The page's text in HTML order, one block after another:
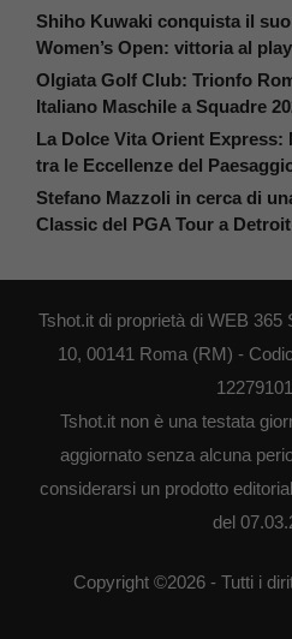
Shiho Kuwaki conquista il
Women’s Open: vittoria al
Olgiata Golf Club: Trionfo
Italiano Maschile a Squadre
La Dolce Vita Orient
tra le Eccellenze del
Stefano Mazzoli in cerca di
Classic del PGA Tour a Detroit
Tshot.it di proprietà di WEB
10, 00141 Roma (RM) -
Tshot.it non è una testata
aggiornato senza alcuna
considerarsi un prodotto
del
Copyright ©2026 - Tutti i